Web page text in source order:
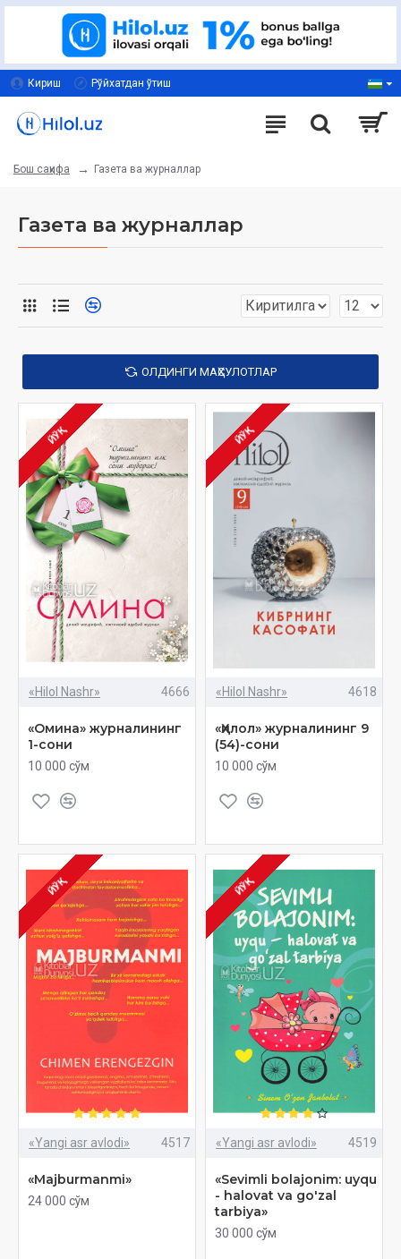
Кириш Рўйхатдан ўтиш
Бош саҳифа Газета ва журналлар
Газета ва журналлар
ОЛДИНГИ МАҲСУЛОТЛАР
ЙЎҚ
«Hilol Nashr» 4666
«Омина» журналининг
1-сони
10 000 сўм
ЙЎҚ
«Hilol Nashr» 4618
«Ҳилол» журналининг 9
(54)-сони
10 000 сўм
ЙЎҚ
«Yangi asr avlodi» 4517
«Majburmanmi»
24 000 сўм
ЙЎҚ
«Yangi asr avlodi» 4519
«Sevimli bolajonim: uyqu
- halovat va go'zal
tarbiya»
30 000 сўм